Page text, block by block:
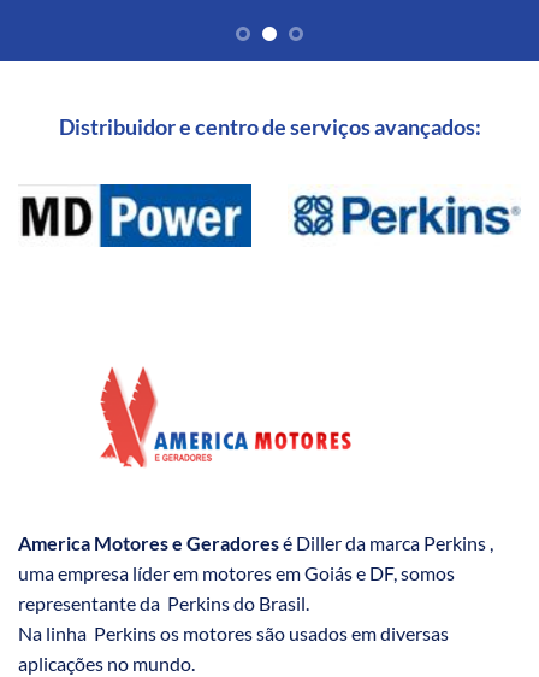
Distribuidor e centro de serviços avançados:
America Motores e Geradoresé Diller da marca Perkins ,
uma empresa líder em motores em Goiás e DF, somos
representante da Perkins do Brasil.
Na linha Perkins os motores são usados em diversas
aplicações no mundo.